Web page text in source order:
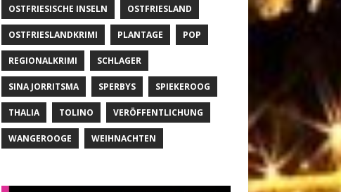
OSTFRIESISCHE INSELN OSTFRIESLAND
OSTFRIESLANDKRIMI PLANTAGE POP
REGIONALKRIMI SCHLAGER
SINA JORRITSMA SPERBYS SPIEKEROOG
THALIA TOLINO VERÖFFENTLICHUNG
WANGEROOGE WEIHNACHTEN